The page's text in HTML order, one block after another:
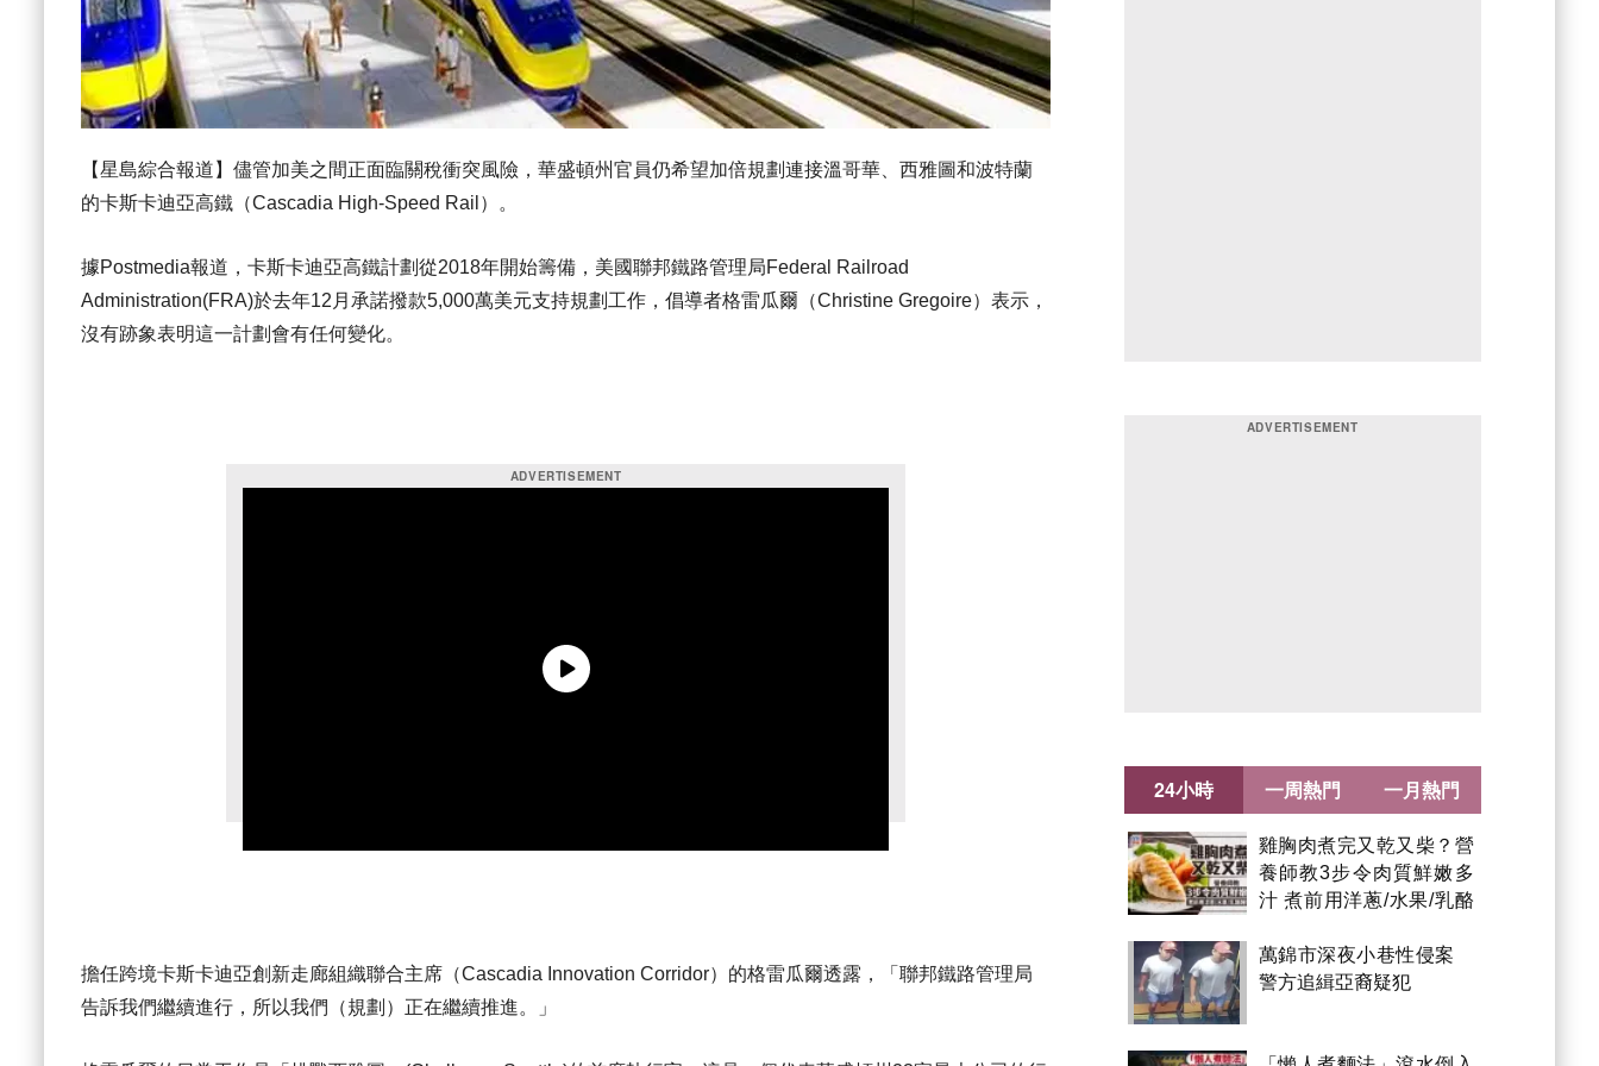
【星島綜合報道】儘管加美之間正面臨關稅衝突風險，華盛頓州官員仍希望加倍規劃連接溫哥華、西雅圖和波特蘭
的卡斯卡迪亞高鐵（Cascadia High-Speed Rail）。
據Postmedia報道，卡斯卡迪亞高鐵計劃從2018年開始籌備，美國聯邦鐵路管理局Federal Railroad
Administration(FRA)於去年12月承諾撥款5,000萬美元支持規劃工作，倡導者格雷瓜爾（Christine Gregoire）表示，
沒有跡象表明這一計劃會有任何變化。
擔任跨境卡斯卡迪亞創新走廊組織聯合主席（Cascadia Innovation Corridor）的格雷瓜爾透露，「聯邦鐵路管理局
告訴我們繼續進行，所以我們（規劃）正在繼續推進。」
24小時
雞胸肉煮完又乾又柴？營
養師教3步令肉質鮮嫩多
汁 煮前用洋蔥/水果/乳酪
萬錦市深夜小巷性侵案
警方追緝亞裔疑犯
一周熱門 一月熱門